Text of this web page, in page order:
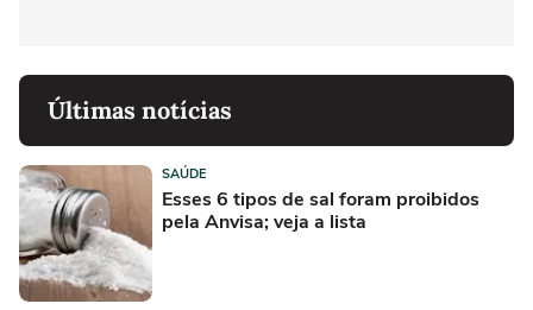
Últimas notícias
SAÚDE
Esses 6 tipos de sal foram proibidos
pela Anvisa; veja a lista